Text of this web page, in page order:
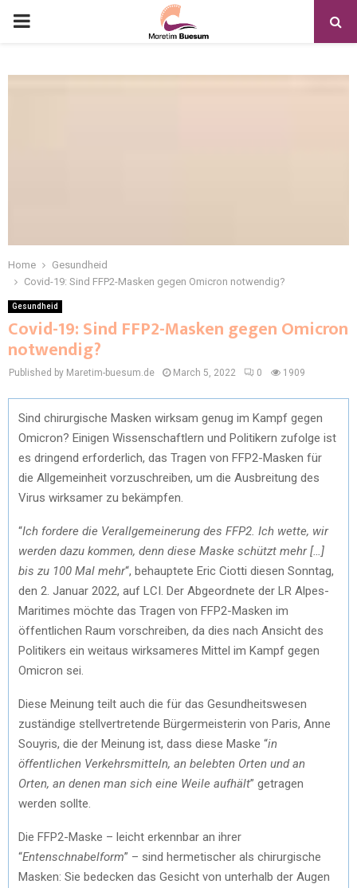
Home
Gesundheid
Covid-19: Sind FFP2-Masken gegen Omicron notwendig?
Gesundheid
Covid-19: Sind FFP2-Masken gegen Omicron
notwendig?
Published by Maretim-buesum.de March 5, 2022 0 1909
Sind chirurgische Masken wirksam genug im Kampf gegen
Omicron? Einigen Wissenschaftlern und Politikern zufolge ist
es dringend erforderlich, das Tragen von FFP2-Masken für
die Allgemeinheit vorzuschreiben, um die Ausbreitung des
Virus wirksamer zu bekämpfen.
“Ich fordere die Verallgemeinerung des FFP2. Ich wette, wir
werden dazu kommen, denn diese Maske schützt mehr […]
bis zu 100 Mal mehr“, behauptete Eric Ciotti diesen Sonntag,
den 2. Januar 2022, auf LCI. Der Abgeordnete der LR Alpes-
Maritimes möchte das Tragen von FFP2-Masken im
öffentlichen Raum vorschreiben, da dies nach Ansicht des
Politikers ein weitaus wirksameres Mittel im Kampf gegen
Omicron sei.
Diese Meinung teilt auch die für das Gesundheitswesen
zuständige stellvertretende Bürgermeisterin von Paris, Anne
Souyris, die der Meinung ist, dass diese Maske “in
öffentlichen Verkehrsmitteln, an belebten Orten und an
Orten, an denen man sich eine Weile aufhält” getragen
werden sollte.
Die FFP2-Maske – leicht erkennbar an ihrer
“Entenschnabelform” – sind hermetischer als chirurgische
Masken: Sie bedecken das Gesicht von unterhalb der Augen